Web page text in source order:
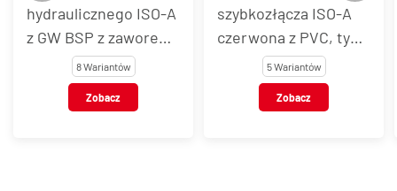
hydraulicznego ISO-A
z GW BSP z zaworem,
DRAGON, typ IA
8 Wariantów
Zobacz
szybkozłącza ISO-A
czerwona z PVC, typ
5 Wariantów
Zobacz